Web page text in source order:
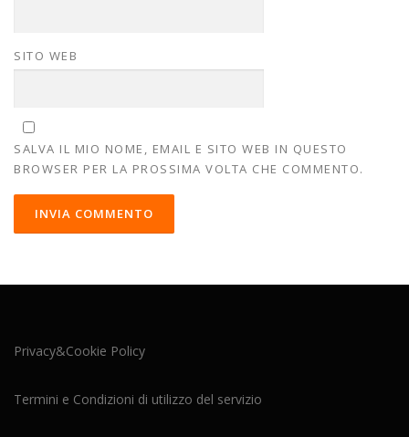
SITO WEB
SALVA IL MIO NOME, EMAIL E SITO WEB IN QUESTO
BROWSER PER LA PROSSIMA VOLTA CHE COMMENTO.
Privacy&Cookie Policy
Termini e Condizioni di utilizzo del servizio